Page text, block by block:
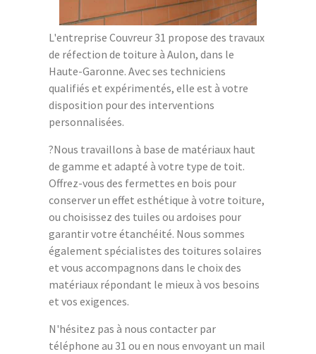
L'entreprise Couvreur 31 propose des travaux
de réfection de toiture à Aulon, dans le
Haute-Garonne. Avec ses techniciens
qualifiés et expérimentés, elle est à votre
disposition pour des interventions
personnalisées.
?Nous travaillons à base de matériaux haut
de gamme et adapté à votre type de toit.
Offrez-vous des fermettes en bois pour
conserver un effet esthétique à votre toiture,
ou choisissez des tuiles ou ardoises pour
garantir votre étanchéité. Nous sommes
également spécialistes des toitures solaires
et vous accompagnons dans le choix des
matériaux répondant le mieux à vos besoins
et vos exigences.
N'hésitez pas à nous contacter par
téléphone au 31 ou en nous envoyant un mail